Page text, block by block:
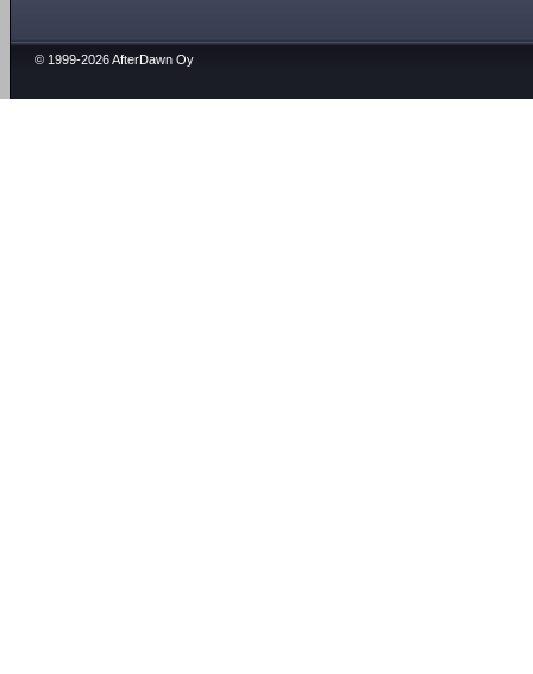
© 1999-2026 AfterDawn Oy